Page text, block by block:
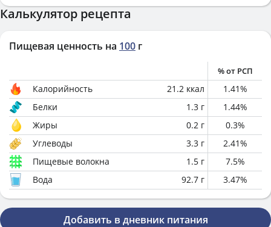
Калькулятор рецепта
Пищевая ценность на 100 г
% от РСП
Калорийность 21.2 ккал 1.41%
Белки
1.3 г 1.44%
Жиры
0.2 г 0.3%
Углеводы
3.3 г 2.41%
Пищевые волокна
1.5 г 7.5%
Вода
92.7 г 3.47%
Добавить в дневник питания